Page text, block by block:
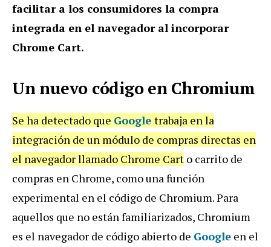
facilitar a los consumidores la compra
integrada en el navegador al incorporar
Chrome Cart.
Un nuevo código en Chromium
Se ha detectado que Google trabaja en la
integración de un módulo de compras directas en
el navegador llamado Chrome Cart o carrito de
compras en Chrome, como una función
experimental en el código de Chromium. Para
aquellos que no están familiarizados, Chromium
es el navegador de código abierto de Google en el